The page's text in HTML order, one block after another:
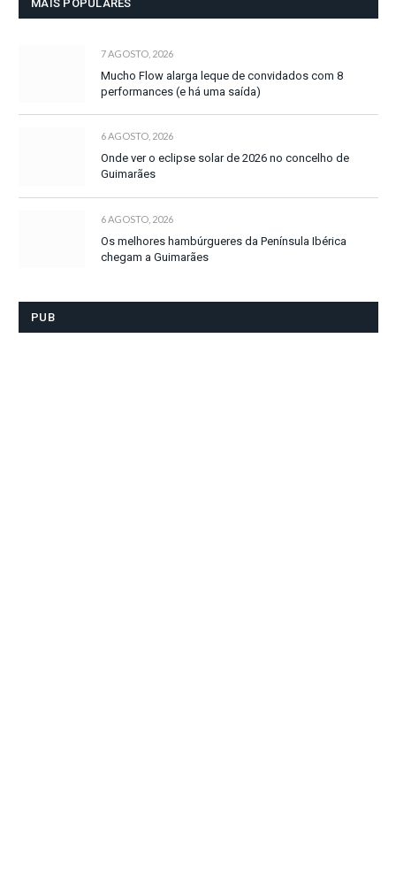
MAIS POPULARES
7 AGOSTO, 2026
Mucho Flow alarga leque de convidados com 8
performances (e há uma saída)
6 AGOSTO, 2026
Onde ver o eclipse solar de 2026 no concelho de
Guimarães
6 AGOSTO, 2026
Os melhores hambúrgueres da Península Ibérica
chegam a Guimarães
PUB